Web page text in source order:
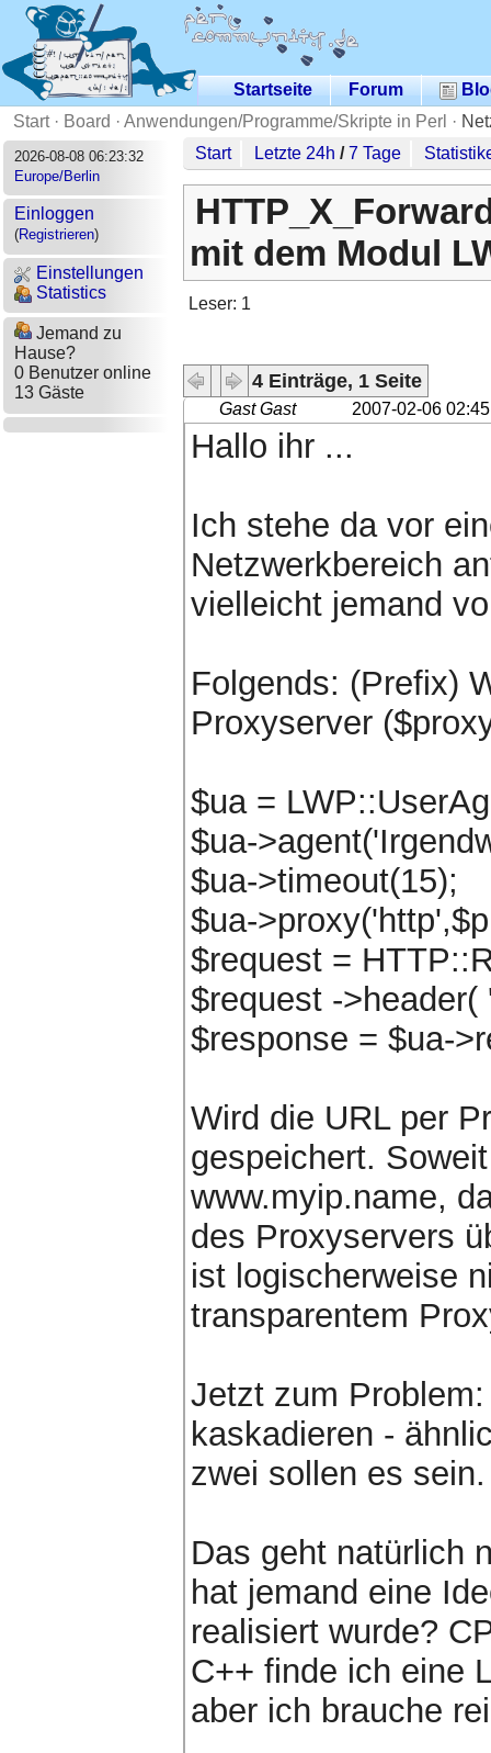
Startseite Forum
Start· Board · Anwendungen/Programme/Skripte in Perl ·
2026-08-08 06:23:32
Europe/Berlin
Einloggen
(Registrieren)
Einstellungen
Statistics
Jemand zu
Hause?
0 Benutzer online
13 Gäste
Start Letzte 24h /7 Tage
mit dem Modul
Leser: 1
4 Einträge, 1 Seite
Gast Gast 2007-02-06 02:45
Hallo ihr ...
Ich stehe da vor
Netzwerkbereich
vielleicht jemand
Folgends: (Prefix)
Proxyserver
$ua =
$ua-
$ua->timeout(15);
$ua-
$request =
$request -
$response = $ua-
Wird die URL per
gespeichert.
www.myip.name,
des Proxyservers
ist logischerweise
transparentem
Jetzt zum
kaskadieren -
zwei sollen es sein.
Das geht natürlich
hat jemand eine
realisiert wurde?
C++ finde ich eine
aber ich brauche